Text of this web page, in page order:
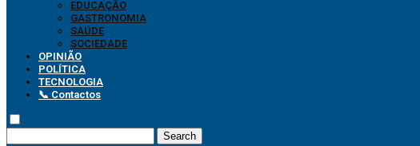
EDUCAÇÃO
GASTRONOMIA
SAÚDE
SOCIEDADE
OPINIÃO
POLÍTICA
TECNOLOGIA
📞 Contactos
Search